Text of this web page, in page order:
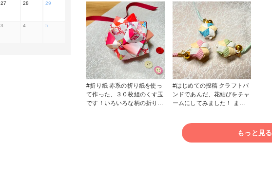
27 28 29
3 4 5
あれば作れます！
#折り紙 赤系の折り紙を使っ
て作った、３０枚組のくす玉
です！いろいろな柄の折り紙
#はじめての投稿 クラフトバ
ンドであんだ、花結びをチャ
ームにしてみました！ ま
が、コメントをもらえると励
みになります🕊 花結びを使
もっと見る